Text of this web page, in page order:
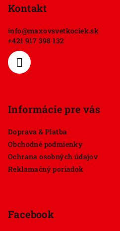
Kontakt
info@maxovsvetkociek.sk
+421 917 398 132
Informácie pre vás
Doprava & Platba
Obchodné podmienky
Ochrana osobných údajov
Reklamačný poriadok
Facebook